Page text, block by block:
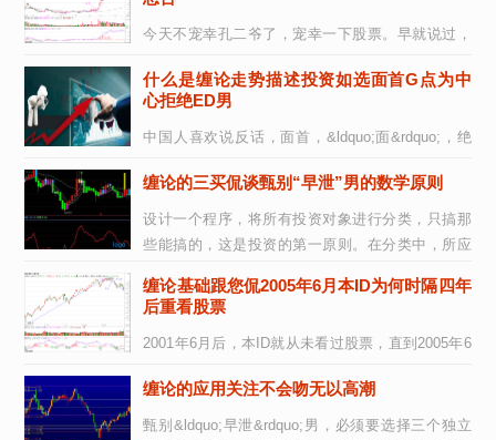
今天不宠幸孔二爷了，宠幸一下股票。早就说过，
有几个大的基金经理过来，吃饭时让本ID给修...
什么是缠论走势描述投资如选面首G点为中
心拒绝ED男
中国人喜欢说反话，面首，&ldquo;面&rdquo;，绝
&rdquo;。何谓&ldquo;里子&rdquo...
缠论的三买侃谈甄别“早泄”男的数学原则
设计一个程序，将所有投资对象进行分类，只搞那
些能搞的，这是投资的第一原则。在分类中，所应
没...
缠论基础跟您侃2005年6月本ID为何时隔四年
后重看股票
2001年6月后，本ID就从未看过股票，直到2005年6
货币战争和人民币战略&rdquo;在网上广泛...
缠论的应用关注不会吻无以高潮
甄别&ldquo;早泄&rdquo;男，必须要选择三个独立